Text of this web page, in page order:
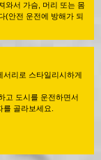
와서 가슴, 머리 또는 몸
(안전 운전에 방해가 되
리로 스타일리시하게
고 도시를 운전하면서
골라보세요.